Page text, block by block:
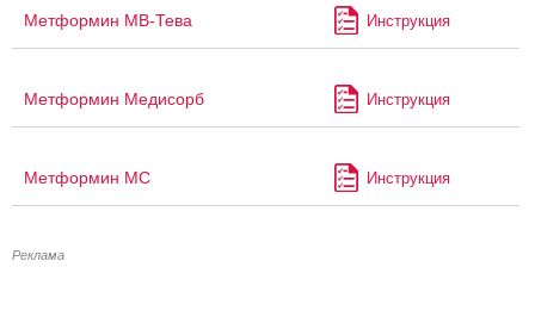
Метформин МВ-Тева Инструкция
Метформин Медисорб Инструкция
Метформин МС Инструкция
Реклама